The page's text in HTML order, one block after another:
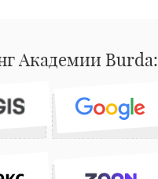
Академии Burda: